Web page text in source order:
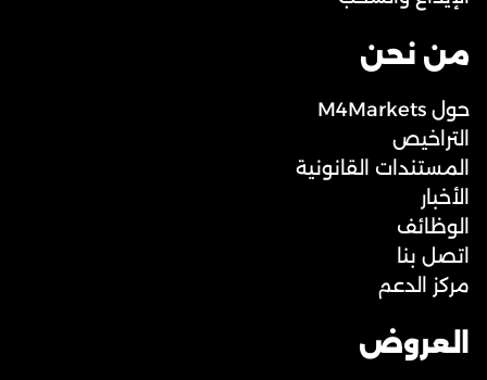
من نحن
حول M4Markets
التراخيص
المستندات القانونية
الأخبار
الوظائف
اتصل بنا
مركز الدعم
العروض